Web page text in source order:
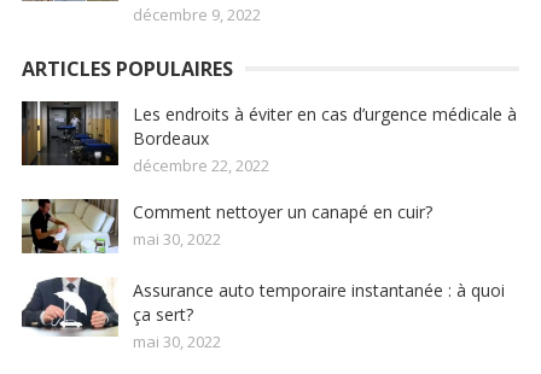
décembre 9, 2022
ARTICLES POPULAIRES
Les endroits à éviter en cas d’urgence médicale à
Bordeaux
décembre 22, 2022
Comment nettoyer un canapé en cuir?
mai 30, 2022
Assurance auto temporaire instantanée : à quoi
ça sert?
mai 30, 2022